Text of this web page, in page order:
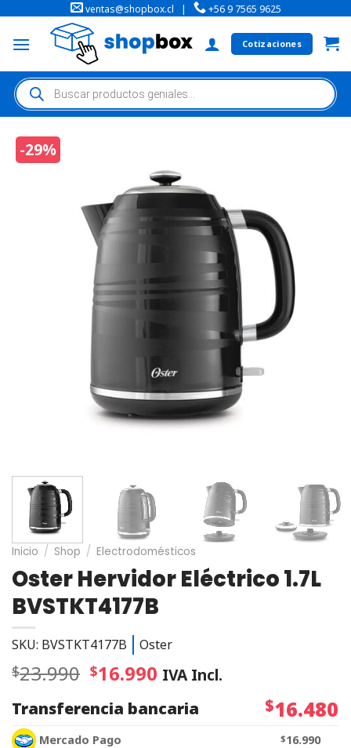
ventas@shopbox.cl | +56 9 7565 9625
Cotizaciones
-29%
Inicio / Shop / Electrodomésticos
Oster Hervidor Eléctrico 1.7L
BVSTKT4177B
SKU: BVSTKT4177B Oster
$23.990 $16.990 IVA Incl.
Transferencia bancaria
$16.480
Mercado Pago $16.990